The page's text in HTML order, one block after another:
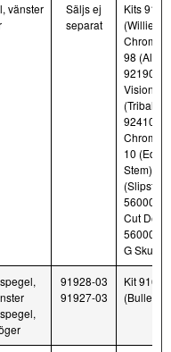
vänster
Säljs ej
separat
Kits
(Willie G
98
92190-
Vision),
(Tribal
92410-
10 (Edge
Stem),
Cut
G Skull,
91928-03
91927-03
Kit
(Bullet)